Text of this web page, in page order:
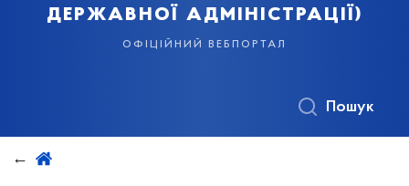
державної адміністрації)
офіційний вебпортал
Пошук